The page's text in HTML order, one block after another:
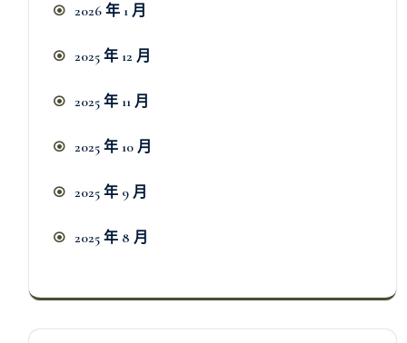
2026 年 1 月
2025 年 12 月
2025 年 11 月
2025 年 10 月
2025 年 9 月
2025 年 8 月